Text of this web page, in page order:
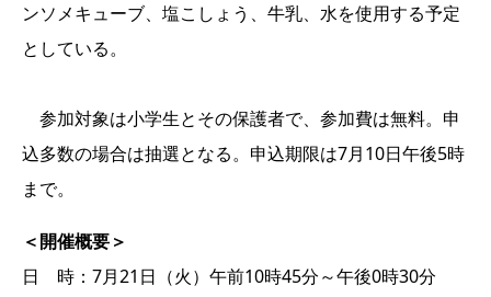
ンソメキューブ、塩こしょう、牛乳、水を使用する予定
としている。
参加対象は小学生とその保護者で、参加費は無料。申
込多数の場合は抽選となる。申込期限は7月10日午後5時
まで。
＜開催概要＞
日 時：7月21日（火）午前10時45分～午後0時30分